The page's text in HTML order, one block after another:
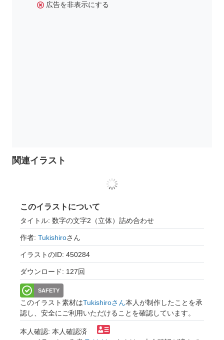
広告を非表示にする
関連イラスト
このイラストについて
タイトル: 数字の文字2（立体）詰め合わせ
作者: Tukishiroさん
イラストのID: 450284
ダウンロード: 127回
SAFETY
このイラスト素材はTukishiroさん本人が制作したことを承
認し、安全にご利用いただけることを確認しています。
本人確認: 本人確認済